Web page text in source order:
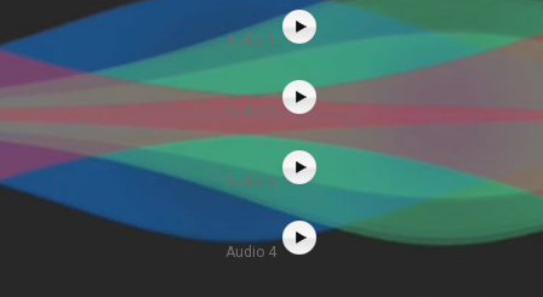
Audio 1
Audio 2
Audio 3
Audio 4